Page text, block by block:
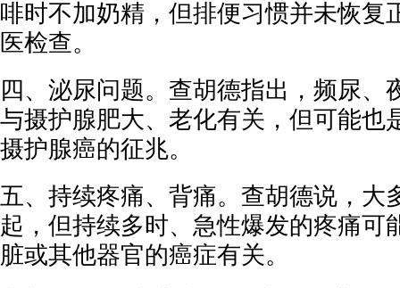
啡时不加奶精，但排便习惯并未恢复
医检查。
四、泌尿问题。查胡德指出，频尿、
与摄护腺肥大、老化有关，但可能也
摄护腺癌的征兆。
五、持续疼痛、背痛。查胡德说，大
起，但持续多时、急性爆发的疼痛可
脏或其他器官的癌症有关。